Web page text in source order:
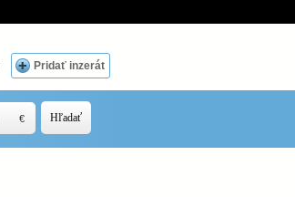
Pridať inzerát
Hľadať